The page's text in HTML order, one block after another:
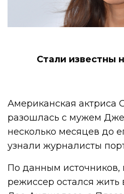
Стали известны
Американская актриса
разошлась с мужем
несколько месяцев до
узнали журналисты
По данным источников,
режиссер остался